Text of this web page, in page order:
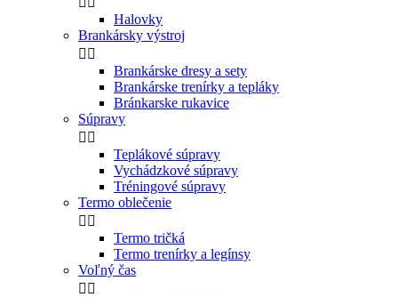
Halovky
Brankársky výstroj
 
Brankárske dresy a sety
Brankárske trenírky a tepláky
Bránkarske rukavice
Súpravy
 
Teplákové súpravy
Vychádzkové súpravy
Tréningové súpravy
Termo oblečenie
 
Termo tričká
Termo trenírky a legínsy
Voľný čas
 